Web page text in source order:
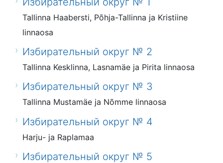
Tallinna Haabersti, Põhja-Tallinna ja Kristiine
linnaosa
Избирательный округ № 2
Tallinna Kesklinna, Lasnamäe ja Pirita linnaosa
Избирательный округ № 3
Tallinna Mustamäe ja Nõmme linnaosa
Избирательный округ № 4
Harju- ja Raplamaa
Избирательный округ № 5